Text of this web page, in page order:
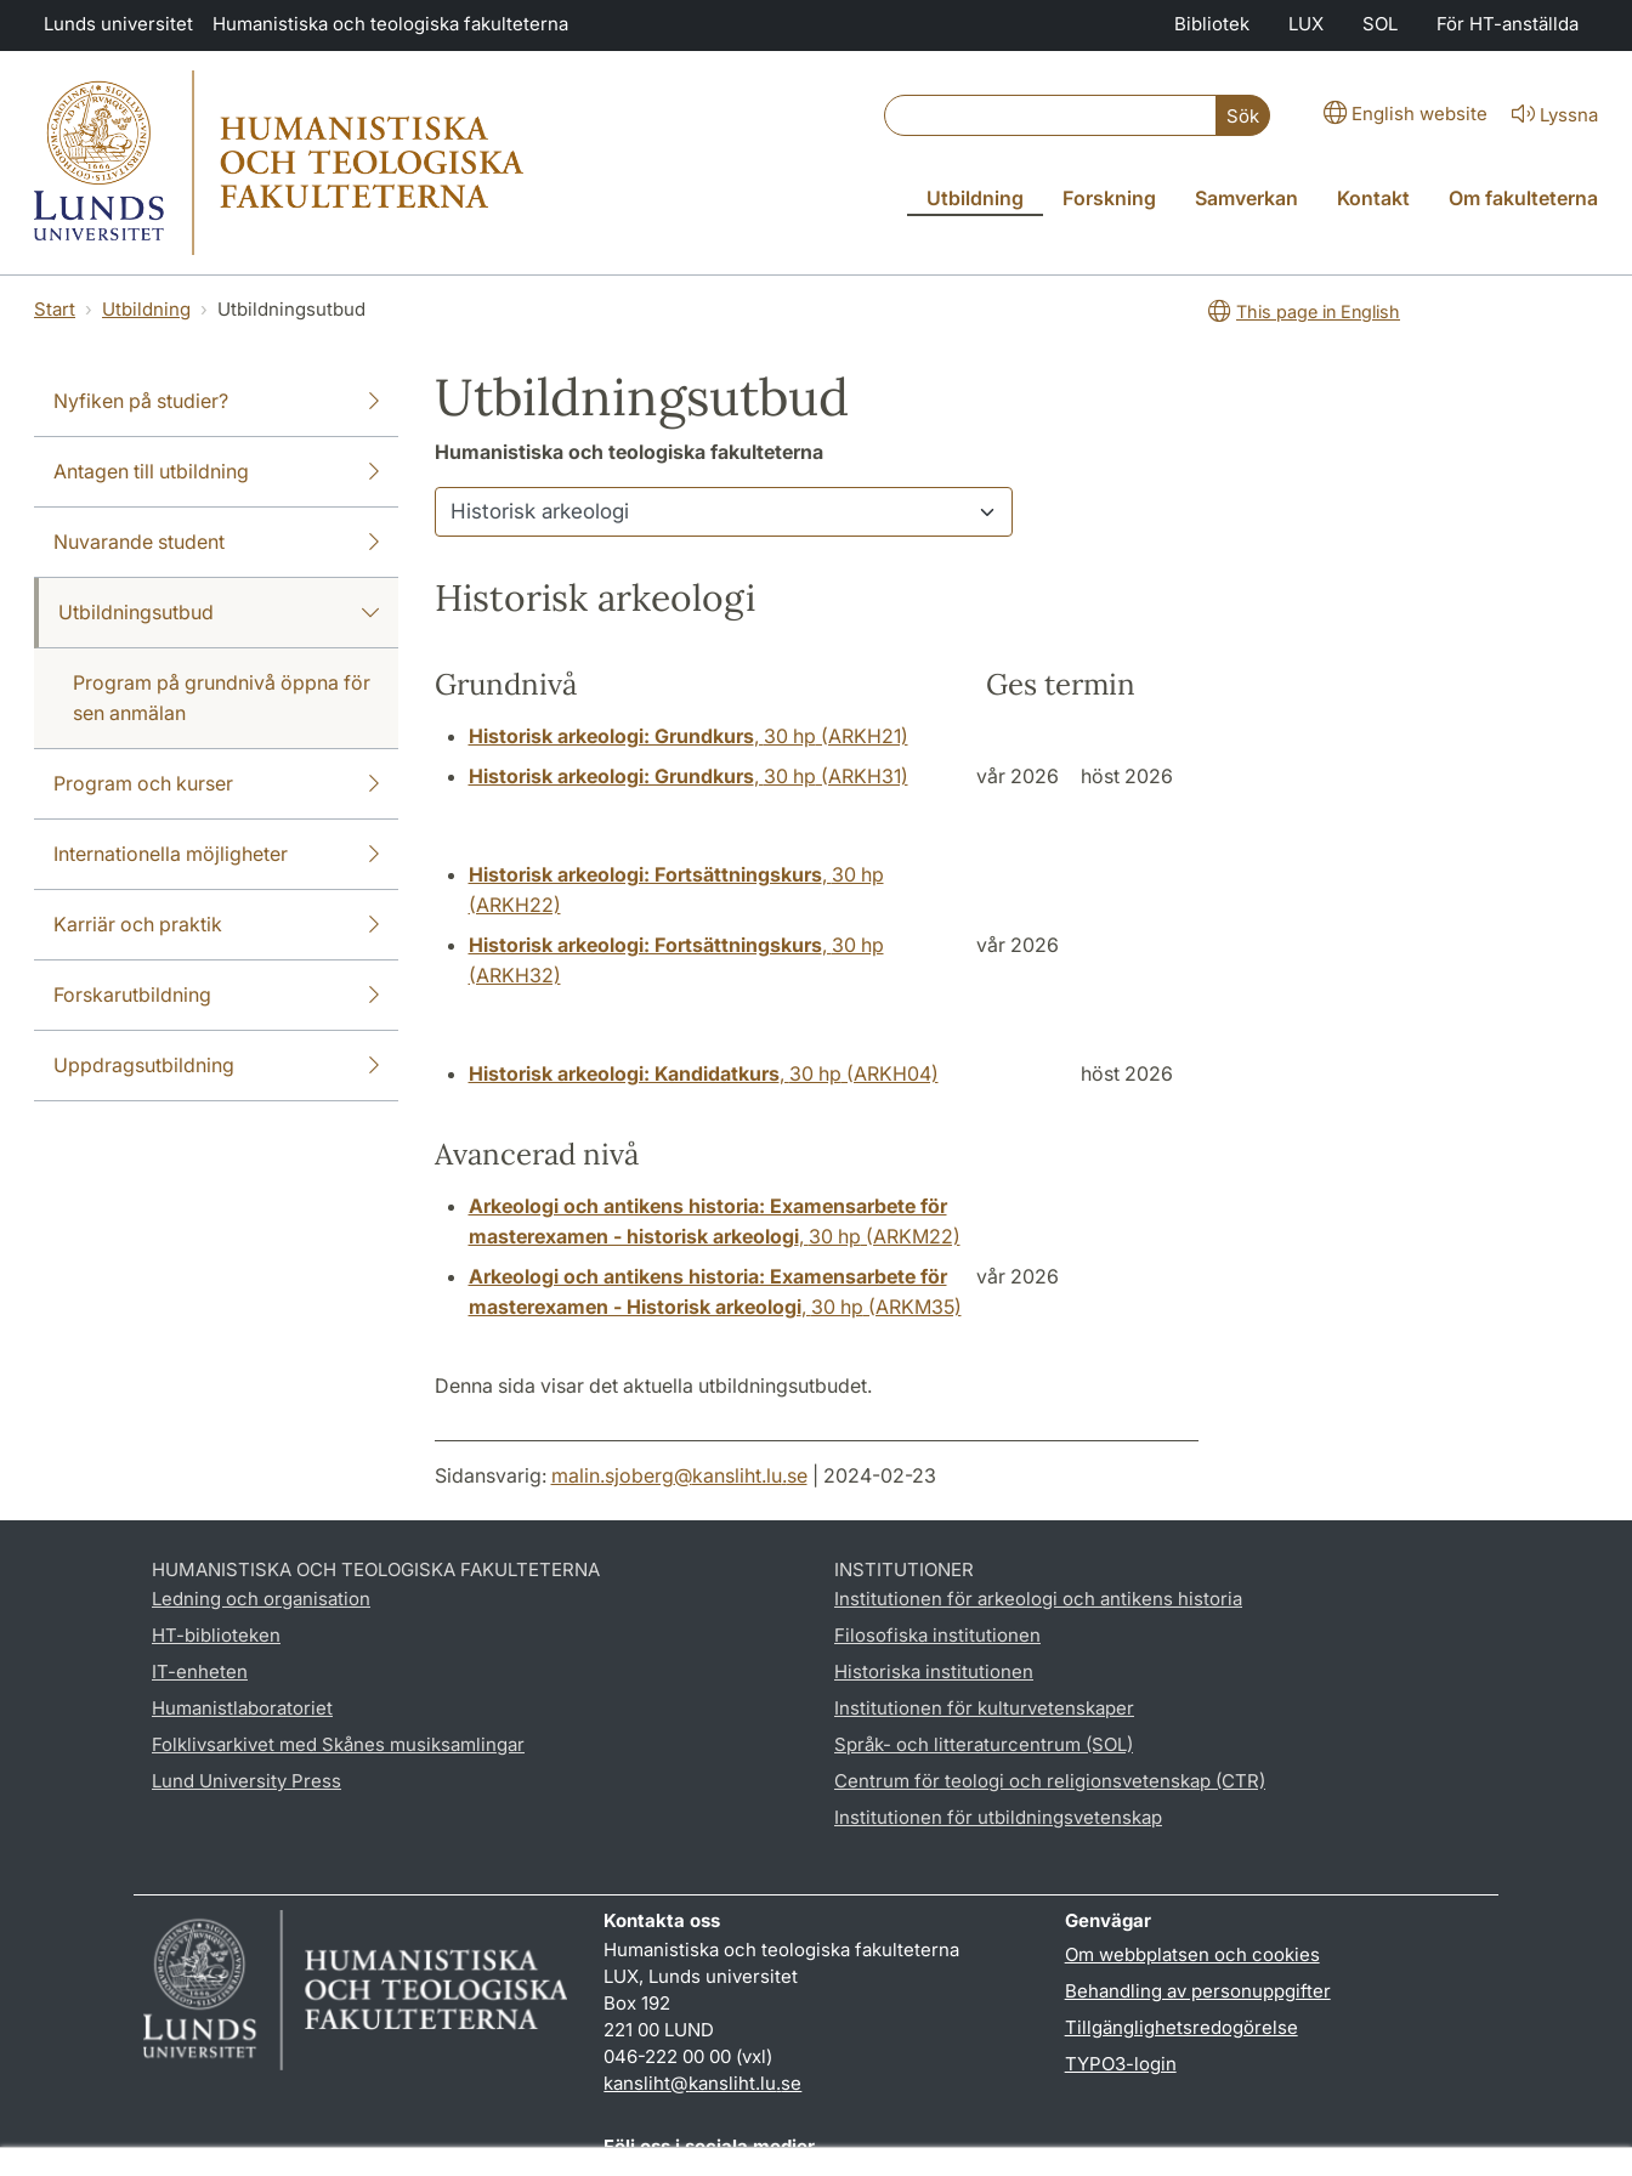
Hoppa till huvudinnehåll
Lunds universitet Humanistiska och teologiska fakulteterna Bibliotek LUX SOL För HT-anställda
Sök English website Lyssna
Utbildning Forskning Samverkan Kontakt Om fakulteterna
Start Utbildning Utbildningsutbud This page in English
Nyfiken på studier?
Antagen till utbildning
Nuvarande student
Utbildningsutbud
Program på grundnivå öppna för
sen anmälan
Program och kurser
Internationella möjligheter
Karriär och praktik
Forskarutbildning
Uppdragsutbildning
Utbildningsutbud
Humanistiska och teologiska fakulteterna
Historisk arkeologi
Grundnivå Ges termin
Historisk arkeologi: Grundkurs, 30 hp (ARKH21)
Historisk arkeologi: Grundkurs, 30 hp (ARKH31) vår 2026 höst 2026
Historisk arkeologi: Fortsättningskurs, 30 hp
(ARKH22)
Historisk arkeologi: Fortsättningskurs, 30 hp
(ARKH32)
vår 2026
Historisk arkeologi: Kandidatkurs, 30 hp (ARKH04) höst 2026
Avancerad nivå
Arkeologi och antikens historia: Examensarbete för
masterexamen - historisk arkeologi, 30 hp (ARKM22)
Arkeologi och antikens historia: Examensarbete för
masterexamen - Historisk arkeologi, 30 hp (ARKM35)
vår 2026
Denna sida visar det aktuella utbildningsutbudet.
Sidansvarig: malin.sjoberg@kansliht.lu.se| 2024-02-23
HUMANISTISKA OCH TEOLOGISKA FAKULTETERNA
Ledning och organisation
HT-biblioteken
IT-enheten
Humanistlaboratoriet
Folklivsarkivet med Skånes musiksamlingar
Lund University Press
INSTITUTIONER
Institutionen för arkeologi och antikens historia
Filosofiska institutionen
Historiska institutionen
Institutionen för kulturvetenskaper
Språk- och litteraturcentrum (SOL)
Centrum för teologi och religionsvetenskap (CTR)
Institutionen för utbildningsvetenskap
Kontakta oss
Humanistiska och teologiska fakulteterna
LUX, Lunds universitet
Box 192
221 00 LUND
046-222 00 00 (vxl)
kansliht@kansliht.lu.se
Genvägar
Om webbplatsen och cookies
Behandling av personuppgifter
Tillgänglighetsredogörelse
TYPO3-login
Följ oss i sociala medier